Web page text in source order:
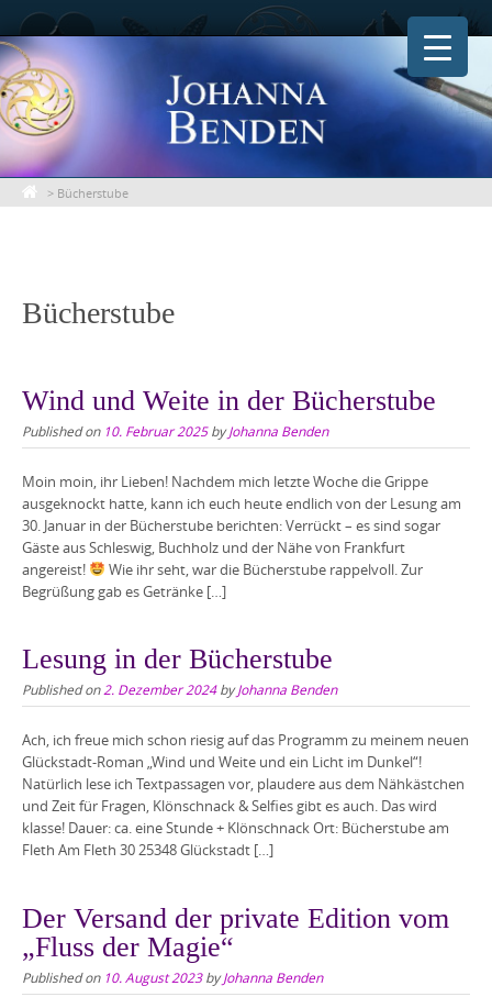
Skip
to
content
> Bücherstube
Bücherstube
Wind und Weite in der Bücherstube
Published on 10. Februar 2025byJohanna Benden
Moin moin, ihr Lieben! Nachdem mich letzte Woche die Grippe
ausgeknockt hatte, kann ich euch heute endlich von der Lesung am
30. Januar in der Bücherstube berichten: Verrückt – es sind sogar
Gäste aus Schleswig, Buchholz und der Nähe von Frankfurt
angereist!
Wie ihr seht, war die Bücherstube rappelvoll. Zur
Begrüßung gab es Getränke […]
Lesung in der Bücherstube
Published on2. Dezember 2024byJohanna Benden
Ach, ich freue mich schon riesig auf das Programm zu meinem neuen
Glückstadt-Roman „Wind und Weite und ein Licht im Dunkel“!
Natürlich lese ich Textpassagen vor, plaudere aus dem Nähkästchen
und Zeit für Fragen, Klönschnack & Selfies gibt es auch. Das wird
klasse! Dauer: ca. eine Stunde + Klönschnack Ort: Bücherstube am
Fleth Am Fleth 30 25348 Glückstadt […]
Der Versand der private Edition vom
„Fluss der Magie“
Published on 10. August 2023byJohanna Benden